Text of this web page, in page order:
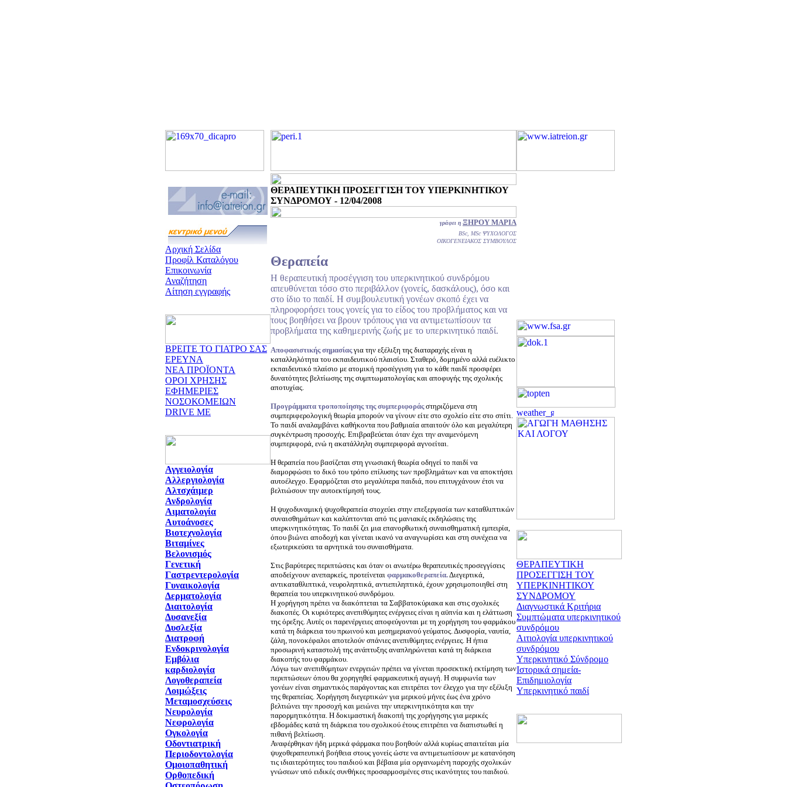
Αρχική Σελίδα
Προφίλ Καταλόγου
Επικοινωνία
Αναζήτηση
Αίτηση εγγραφής
ΒΡΕΙΤΕ ΤΟ ΓΙΑΤΡΟ ΣΑΣ
ΕΡΕΥΝΑ
ΝΕΑ ΠΡΟΪΟΝΤΑ
ΟΡΟΙ ΧΡΗΣΗΣ
ΕΦΗΜΕΡΙΕΣ
ΝΟΣΟΚΟΜΕΙΩΝ
DRIVE ME
Αγγειολογία
Αλλεργιολογία
Αλτσχάιμερ
Ανδρολογία
Αιματολογία
Αυτοάνοσες
Βιοτεχνολογία
Βιταμίνες
Βελονισμός
Γενετική
Γαστρεντερολογία
Γυναικολογία
Δερματολογία
Διαιτολογία
Δυσανεξία
Δυσλεξία
Διατροφή
Ενδοκρινολογία
Εμβόλια
καρδιολογία
Λογοθεραπεία
Λοιμώξεις
Μεταμοσχεύσεις
Νευρολογία
Νεφρολογία
Ογκολογία
Οδοντιατρική
Περιοδοντολογία
Ομοιοπαθητική
Ορθοπεδική
ΘΕΡΑΠΕΥΤΙΚΗ ΠΡΟΣΕΓΓΙΣΗ ΤΟΥ ΥΠΕΡΚΙΝΗΤΙΚΟΥ
ΣΥΝΔΡΟΜΟΥ - 12/04/2008
γράφει η ΞΗΡΟΥ ΜΑΡΙΑ
BSc, MSc ΨΥΧΟΛΟΓΟΣ
ΟΙΚΟΓΕΝΕΙΑΚΟΣ ΣΥΜΒΟΥΛΟΣ
Θεραπεία
Η θεραπευτική προσέγγιση του υπερκινητικού συνδρόμου
απευθύνεται τόσο στο περιβάλλον (γονείς, δασκάλους), όσο και
στο ίδιο το παιδί. Η συμβουλευτική γονέων σκοπό έχει να
πληροφορήσει τους γονείς για το είδος του προβλήματος και να
τους βοηθήσει να βρουν τρόπους για να αντιμετωπίσουν τα
προβλήματα της καθημερινής ζωής με το υπερκινητικό παιδί.
Αποφασιστικής σημασίαςγια την εξέλιξη της διαταραχής είναι η
καταλληλότητα του εκπαιδευτικού πλαισίου. Σταθερό, δομημένο αλλά ευέλικτο
εκπαιδευτικό πλαίσιο με ατομική προσέγγιση για το κάθε παιδί προσφέρει
δυνατότητες βελτίωσης της συμπτωματολογίας και αποφυγής της σχολικής
αποτυχίας.
Προγράμματα τροποποίησης της συμπεριφοράςστηριζόμενα στη
συμπεριφερολογική θεωρία μπορούν να γίνουν είτε στο σχολείο είτε στο σπίτι.
Το παιδί αναλαμβάνει καθήκοντα που βαθμιαία απαιτούν όλο και μεγαλύτερη
συγκέντρωση προσοχής. Επιβραβεύεται όταν έχει την αναμενόμενη
συμπεριφορά, ενώ η ακατάλληλη συμπεριφορά αγνοείται.
Η θεραπεία που βασίζεται στη γνωσιακή θεωρία οδηγεί το παιδί να
διαμορφώσει το δικό του τρόπο επίλυσης των προβλημάτων και να αποκτήσει
αυτοέλεγχο. Εφαρμόζεται στο μεγαλύτερα παιδιά, που επιτυγχάνουν έτσι να
βελτιώσουν την αυτοεκτίμησή τους.
Η ψυχοδυναμική ψυχοθεραπεία στοχεύει στην επεξεργασία των καταθλιπτικών
συναισθημάτων και καλύπτονται από τις μανιακές εκδηλώσεις της
υπερκινητικότητας. Το παιδί ζει μια επανορθωτική συναισθηματική εμπειρία,
όπου βιώνει αποδοχή και γίνεται ικανό να αναγνωρίσει και στη συνέχεια να
εξωτερικεύσει τα αρνητικά του συναισθήματα.
Στις βαρύτερες περιπτώσεις και όταν οι ανωτέρω θεραπευτικές προσεγγίσεις
αποδείχνουν ανεπαρκείς, προτείνεται φαρμακοθεραπεία.Διεγερτικά,
αντικαταθλιπτικά, νευροληπτικά, αντιεπιληπτικά, έχουν χρησιμοποιηθεί στη
θεραπεία του υπερκινητικού συνδρόμου.
Η χορήγηση πρέπει να διακόπτεται τα Σαββατοκύριακα και στις σχολικές
διακοπές. Οι κυριότερες ανεπιθύμητες ενέργειες είναι η αϋπνία και η ελάττωση
της όρεξης. Αυτές οι παρενέργειες αποφεύγονται με τη χορήγηση του φαρμάκου
κατά τη διάρκεια του πρωινού και μεσημεριανού γεύματος. Δυσφορία, ναυτία,
ζάλη, πονοκέφαλοι αποτελούν σπάνιες ανεπιθύμητες ενέργειες. Η ήπια
προσωρινή καταστολή της ανάπτυξης αναπληρώνεται κατά τη διάρκεια
διακοπής του φαρμάκου.
Λόγω των ανεπιθύμητων ενεργειών πρέπει να γίνεται προσεκτική εκτίμηση των
περιπτώσεων όπου θα χορηγηθεί φαρμακευτική αγωγή. Η συμφωνία των
γονέων είναι σημαντικός παράγοντας και επιτρέπει τον έλεγχο για την εξέλιξη
της θεραπείας. Χορήγηση διεγερτικών για μερικού μήνες έως ένα χρόνο
βελτιώνει την προσοχή και μειώνει την υπερκινητικότητα και την
παρορμητικότητα. Η δοκιμαστική διακοπή της χορήγησης για μερικές
εβδομάδες κατά τη διάρκεια του σχολικού έτους επιτρέπει να διαπιστωθεί η
πιθανή βελτίωση.
Αναφέρθηκαν ήδη μερικά φάρμακα που βοηθούν αλλά κυρίως απαιτείται μία
ψυχοθεραπευτική βοήθεια στους γονείς ώστε να αντιμετωπίσουν με κατανόηση
τις ιδιαιτερότητες του παιδιού και βέβαια μία οργανωμένη παροχής σχολικών
γνώσεων υπό ειδικές συνθήκες προσαρμοσμένες στις ικανότητες του παιδιού.
ΘΕΡΑΠΕΥΤΙΚΗ
ΠΡΟΣΕΓΓΙΣΗ ΤΟΥ
ΥΠΕΡΚΙΝΗΤΙΚΟΥ
ΣΥΝΔΡΟΜΟΥ
Διαγνωστικά Κριτήρια
Συμπτώματα υπερκινητικού
συνδρόμου
Αιτιολογία υπερκινητικού
συνδρόμου
Υπερκινητικό Σύνδρομο
Ιστορικά σημεία-
Επιδημιολογία
Υπερκινητικό παιδί